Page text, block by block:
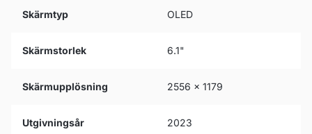
Skärmtyp OLED
Skärmstorlek 6.1"
Skärmupplösning 2556 x 1179
Utgivningsår 2023